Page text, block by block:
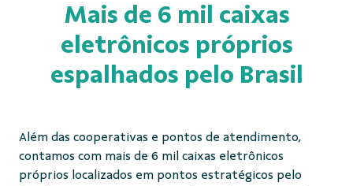
Mais de 6 mil caixas
eletrônicos próprios
espalhados pelo Brasil
Além das cooperativas e pontos de atendimento,
contamos com mais de 6 mil caixas eletrônicos
próprios localizados em pontos estratégicos pelo